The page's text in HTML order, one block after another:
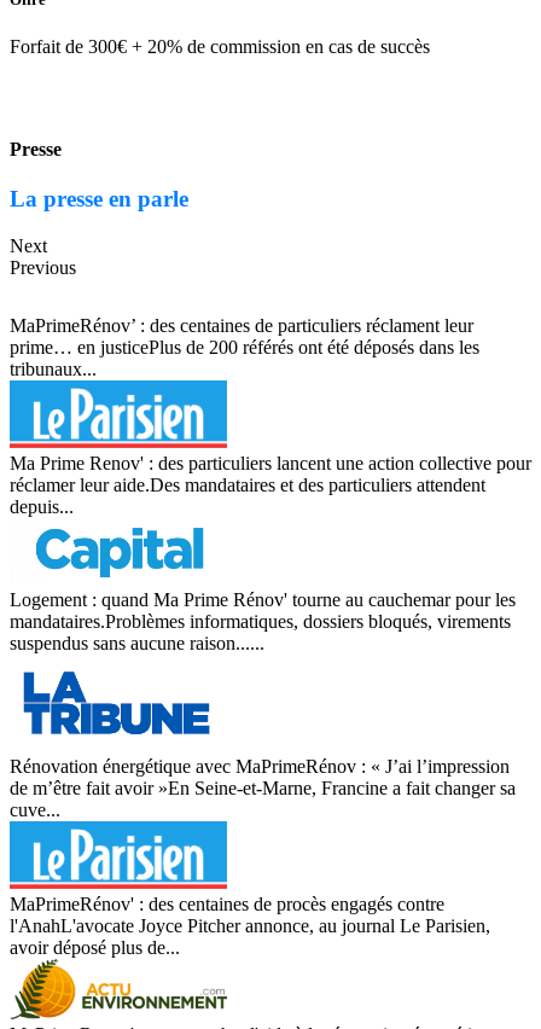
Forfait de 300€ + 20% de commission en cas de succès
Presse
La presse en parle
Next
Previous
MaPrimeRénov’ : des centaines de particuliers réclament leur
prime… en justicePlus de 200 référés ont été déposés dans les
tribunaux...
Ma Prime Renov' : des particuliers lancent une action collective pour
réclamer leur aide.Des mandataires et des particuliers attendent
depuis...
Logement : quand Ma Prime Rénov' tourne au cauchemar pour les
mandataires.Problèmes informatiques, dossiers bloqués, virements
suspendus sans aucune raison......
Rénovation énergétique avec MaPrimeRénov : « J’ai l’impression
de m’être fait avoir »En Seine-et-Marne, Francine a fait changer sa
cuve...
MaPrimeRénov' : des centaines de procès engagés contre
l'AnahL'avocate Joyce Pitcher annonce, au journal Le Parisien,
avoir déposé plus de...